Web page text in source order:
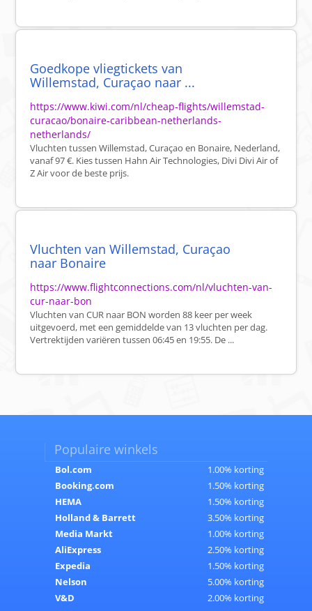
Goedkope vliegtickets van
Willemstad, Curaçao naar ...
https://www.kiwi.com/nl/cheap-flights/willemstad-
curacao/bonaire-caribbean-netherlands-
netherlands/
Vluchten tussen Willemstad, Curaçao en Bonaire, Nederland,
vanaf 97 €. Kies tussen Hahn Air Technologies, Divi Divi Air of
Z Air voor de beste prijs.
Vluchten van Willemstad, Curaçao
naar Bonaire
https://www.flightconnections.com/nl/vluchten-van-
cur-naar-bon
Vluchten van CUR naar BON worden 88 keer per week
uitgevoerd, met een gemiddelde van 13 vluchten per dag.
Vertrektijden variëren tussen 06:45 en 19:55. De ...
Populaire winkels
Bol.com
1.00% korting
Booking.com
1.50% korting
HEMA
1.50% korting
Holland & Barrett
3.50% korting
Media Markt
1.00% korting
AliExpress
2.50% korting
Expedia
1.50% korting
Nelson
5.00% korting
V&D
2.00% korting